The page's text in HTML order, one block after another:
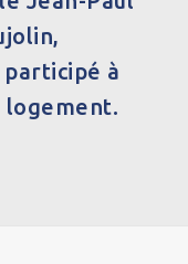
à
logement.